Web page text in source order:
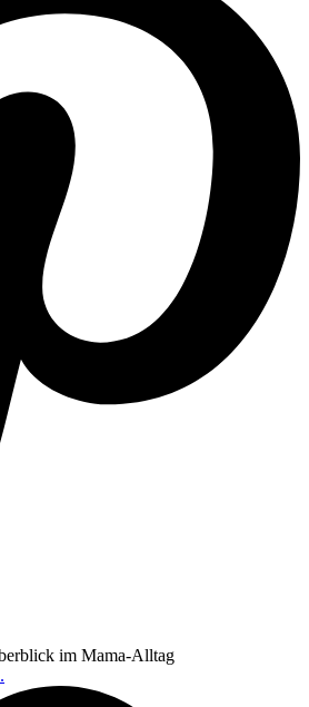
im Mama-Alltag